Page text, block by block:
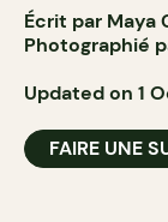
Écrit par Maya
Photographié
Updated on 1
FAIRE UNE